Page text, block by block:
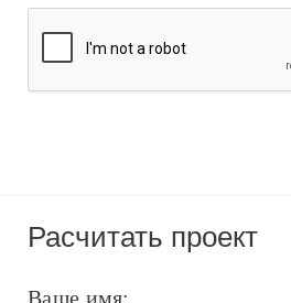
Расчитать проект
Ваше имя: